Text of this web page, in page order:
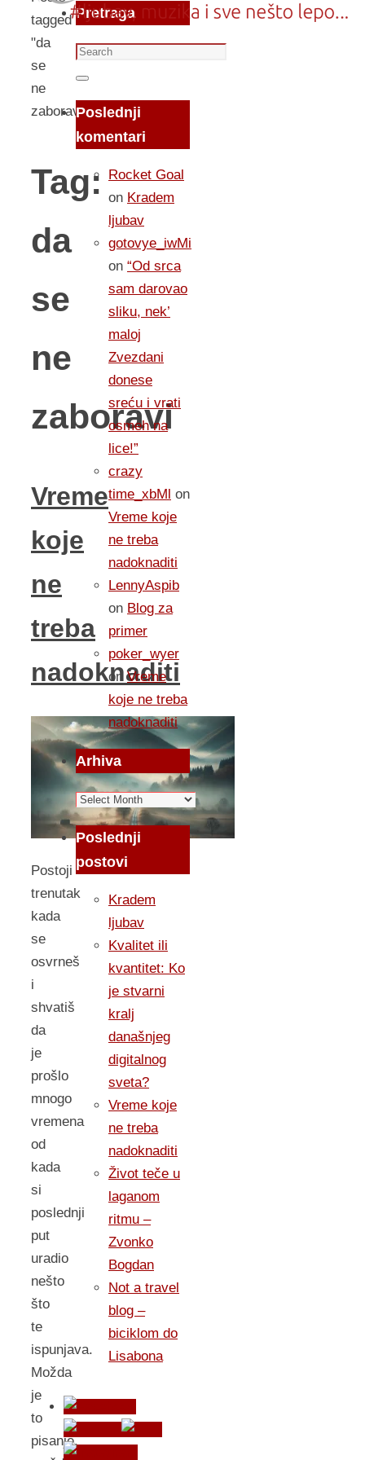
tagged
"da
se
ne
zaboravi"
Tag:
da
se
ne
zaboravi
Vreme
koje
ne
treba
nadoknaditi
Postoji
trenutak
kada
se
osvrneš
i
shvatiš
da
je
prošlo
mnogo
vremena
od
kada
si
poslednji
put
uradio
nešto
što
te
ispunjava.
Možda
je
to
pisanje,
Pretraga
Search
for:
Search
Poslednji
komentari
Rocket Goal
on Kradem
ljubav
gotovye_iwMi
on “Od srca
sam darovao
sliku, nek’
maloj
Zvezdani
donese
sreću i vrati
osmeh na
lice!”
crazy
time_xbMl on
Vreme koje
ne treba
nadoknaditi
LennyAspib
on Blog za
primer
poker_wyer
onVreme
koje ne treba
nadoknaditi
Arhiva
Arhiva
Poslednji
postovi
Kradem
ljubav
Kvalitet ili
kvantitet: Ko
je stvarni
kralj
današnjeg
digitalnog
sveta?
Vreme koje
ne treba
nadoknaditi
Život teče u
laganom
ritmu –
Zvonko
Bogdan
Not a travel
blog –
biciklom do
Lisabona